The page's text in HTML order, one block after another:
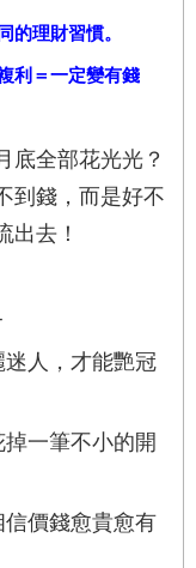
的理財習慣。
利＝一定變有錢
底全部花光光？
到錢，而是好不
出去！
人，才能艷冠
一筆不小的開
價錢愈貴愈有